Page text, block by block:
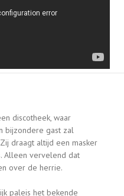
discotheek, waar
bijzondere gast zal
draagt altijd een masker
. Alleen vervelend dat
over de herrie.
paleis het bekende